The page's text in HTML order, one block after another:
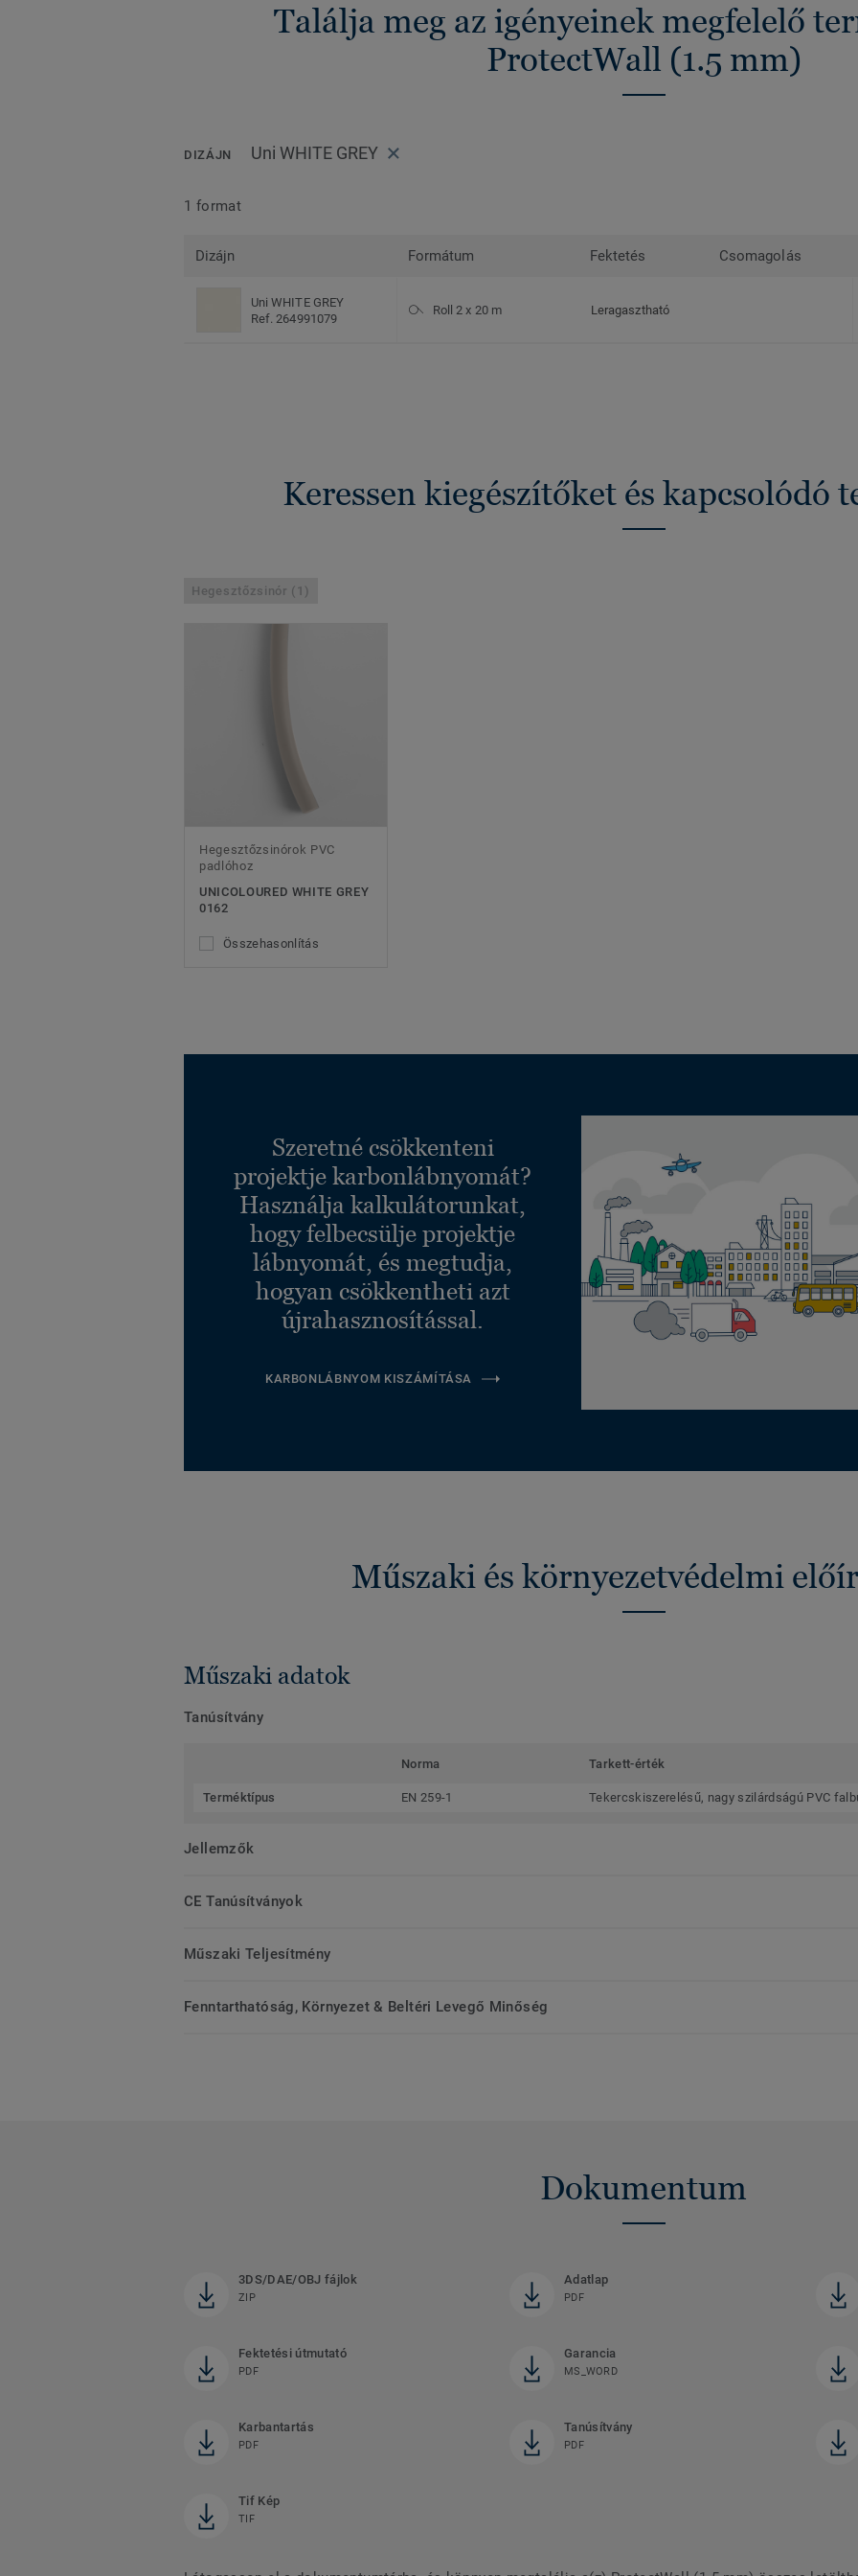
Találja meg az igényeinek megfelelő
ProtectWall (1.5 mm)
DIZÁJN Uni WHITE GREY
1 format
Dizájn Formátum Fektetés Csomagolás
Uni WHITE GREY
Ref. 264991079
Roll 2 x 20 m Leragasztható
Keressen kiegészítőket és kapcsolódó
Hegesztőzsinór (1)
Hegesztőzsinórok PVC
padlóhoz
UNICOLOURED WHITE GREY
0162
Összehasonlítás
Szeretné csökkenteni
projektje karbonlábnyomát?
Használja kalkulátorunkat,
hogy felbecsülje projektje
lábnyomát, és megtudja,
hogyan csökkentheti azt
újrahasznosítással.
KARBONLÁBNYOM KISZÁMÍTÁSA
Műszaki és környezetvédelmi
Műszaki adatok
Tanúsítvány
Norma Tarkett-érték
Terméktípus EN 259-1 Tekercskiszerelésű, nagy szilárdságú PVC
Jellemzők
CE Tanúsítványok
Műszaki Teljesítmény
Fenntarthatóság, Környezet & Beltéri Levegő Minőség
Dokumentum
3DS/DAE/OBJ fájlok
ZIP
Adatlap
PDF
Fektetési útmutató
PDF
Garancia
MS_WORD
Karbantartás
PDF
Tanúsítvány
PDF
Tif Kép
TIF